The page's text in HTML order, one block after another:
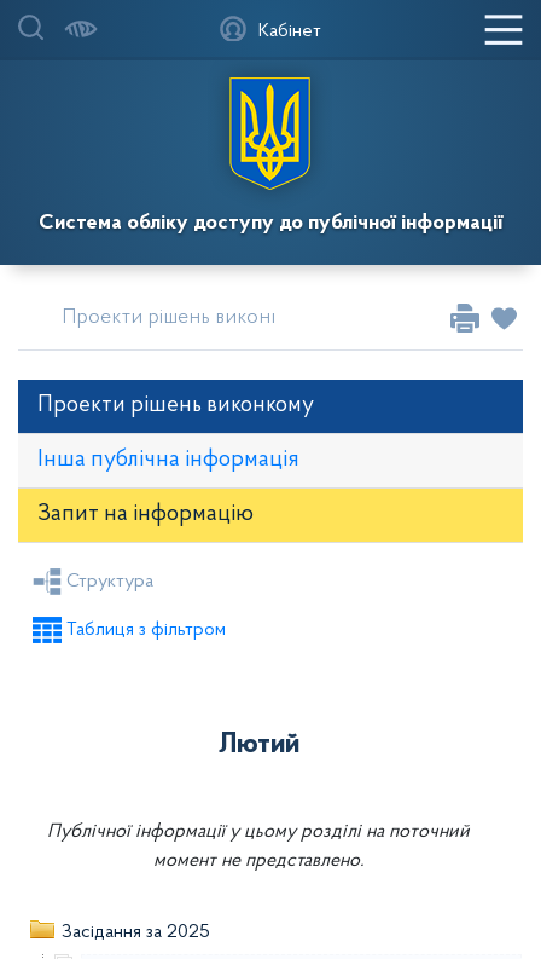
Система обліку доступу до публічної інформації
Кабінет
Проекти рішень виконкому Засідання за 2025
Проекти рішень виконкому
Інша публічна інформація
Запит на iнформацію
Рішення селищної ради
Розпорядження голови
Структура
Таблиця з фільтром
Лютий
Публічної інформації у цьому розділі на поточний
момент не представлено.
Засідання за 2025